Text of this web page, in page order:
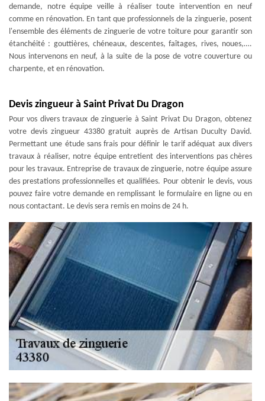
demande, notre équipe veille à réaliser toute intervention en neuf
comme en rénovation. En tant que professionnels de la zinguerie, posent
l'ensemble des éléments de zinguerie de votre toiture pour garantir son
étanchéité : gouttières, chéneaux, descentes, faîtages, rives, noues,….
Nous intervenons en neuf, à la suite de la pose de votre couverture ou
charpente, et en rénovation.
Devis zingueur à Saint Privat Du Dragon
Pour vos divers travaux de zinguerie à Saint Privat Du Dragon, obtenez
votre devis zingueur 43380 gratuit auprès de Artisan Duculty David.
Permettant une étude sans frais pour définir le tarif adéquat aux divers
travaux à réaliser, notre équipe entretient des interventions pas chères
pour les travaux. Entreprise de travaux de zinguerie, notre équipe assure
des prestations professionnelles et qualifiées. Pour obtenir le devis, vous
pouvez faire votre demande en remplissant le formulaire en ligne ou en
nous contactant. Le devis sera remis en moins de 24 h.